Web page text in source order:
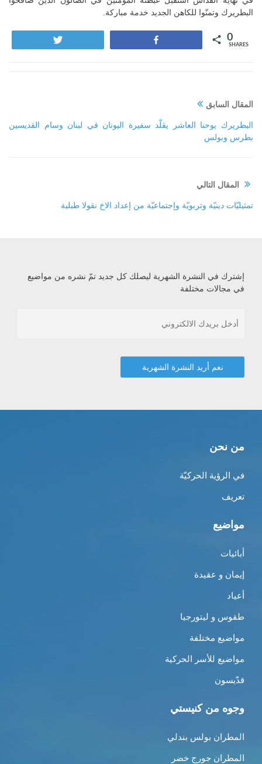
البطريرك وتمنّوا للكاهن الجديد خدمة مباركة.
0
SHARES
المقال السابق
البطريرك يوحنا العاشر يقلّد سفيرة اليونان في لبنان وسام القديسين
بطرس وبولس
المقال التالي
تمثيليّات دينيّة وتربويّة وإجتماعيّة من إعداد الاخ نقولا طبلية
إشترك في النشرة الشهرية ليصلك كل جديد تمّ نشره من مواضيع
في مجالات مختلفة
من نحن
في الرؤية الحركيّة
تعريف
مواضيع
أبائيات
إيمان و عقيدة
أعياد
طقوس و ليتورجيا
مواضيع مختلفة
مواضيع للأسر الحركية
قدّيسون
وجوه من كنيستي
المطران بولس بندلي
المطران جورج خضر